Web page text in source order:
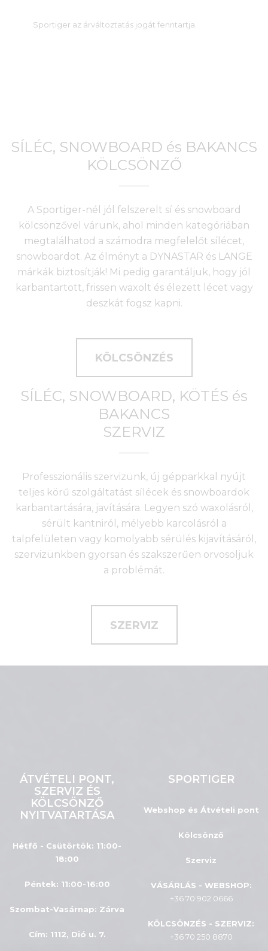
Sportiger az árváltoztatás jogát fenntartja.
SÍLÉC, SNOWBOARD és BAKANCS
KÖLCSÖNZŐ
A Sportiger-nél jól felszerelt sí és snowboard
kölcsönzővel várunk, ahol minden kategóriában
megtalálhatod a számodra megfelelőt sílécet,
snowboardot. Az élményt a DYNASTAR és LANGE
márkák biztosítják! Mi pedig garantáljuk, hogy jól
karbantartott, frissen waxolt és élezett lécet vagy
deszkát fogsz kapni.
KÖLCSÖNZÉS
SÍLÉC, SNOWBOARD, KÖTÉS és
BAKANCS
SZERVIZ
Professzionális szervizünk, új gépparkkal nyújt
teljes körű szolgáltatást sílécek és snowboardok
karbantartására, javítására. Legyen szó waxolásról,
sérült kantniról, mélyebb karcolásról a
talpfelületen vagy komolyabb sérülés kijavításáról,
szervizünkben gyorsan és szakszerűen orvosoljuk
a problémát.
SZERVIZ
ÁTVÉTELI PONT,
SZERVIZ ÉS
KÖLCSÖNZŐ
NYITVATARTÁSA
Hétfő - Csütörtök: 11:00-
18:00
Péntek: 11:00-16:00
Szombat-Vasárnap: Zárva
Cím: 1112, Dió u. 7.
SPORTIGER
Webshop és Átvételi pont
Kölcsönző
Szerviz
VÁSÁRLÁS - WEBSHOP:
+36 70 902 0666
KÖLCSÖNZÉS - SZERVIZ:
+36 70 250 8870